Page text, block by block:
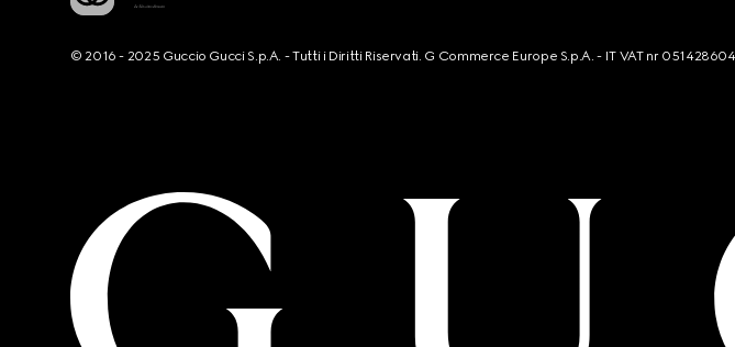
© 2016 - 2025 Guccio Gucci S.p.A. - Tutti i Diritti Riservati. G Commerce Europe S.p.A. - IT VAT nr